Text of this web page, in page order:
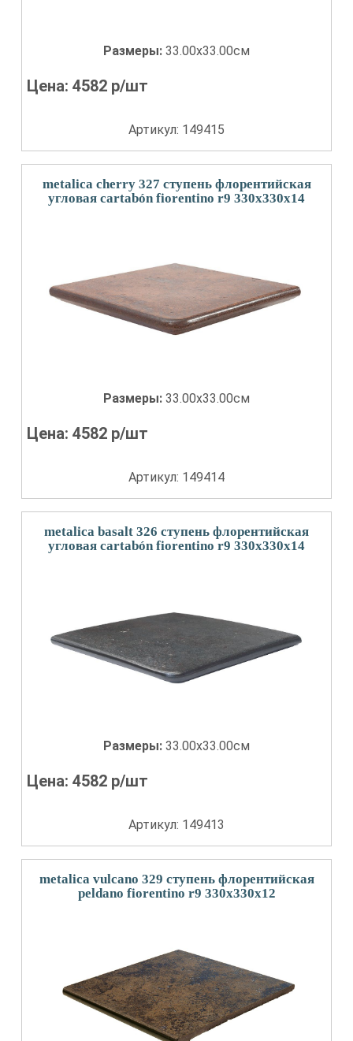
Размеры: 33.00x33.00см
Цена:4582 р/шт
Артикул: 149415
metalica cherry 327 ступень флорентийская
угловая cartabón fiorentino r9 330x330x14
Размеры: 33.00x33.00см
Цена:4582 р/шт
Артикул: 149414
metalica basalt 326 ступень флорентийская
угловая cartabón fiorentino r9 330x330x14
Размеры: 33.00x33.00см
Цена:4582 р/шт
Артикул: 149413
metalica vulcano 329 ступень флорентийская
peldano fiorentino r9 330x330x12